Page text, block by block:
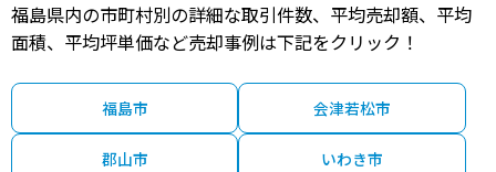
福島県内の市町村別の詳細な取引件数、平均売却額、平均
面積、平均坪単価など売却事例は下記をクリック！
福島市 会津若松市
郡山市 いわき市